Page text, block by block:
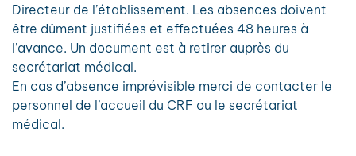
Directeur de l’établissement. Les absences doivent
être dûment justifiées et effectuées 48 heures à
l’avance. Un document est à retirer auprès du
secrétariat médical.
En cas d’absence imprévisible merci de contacter le
personnel de l’accueil du CRF ou le secrétariat
médical.